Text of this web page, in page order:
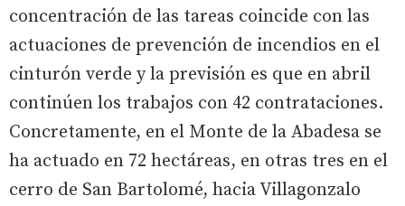
concentración de las tareas coincide con las
actuaciones de prevención de incendios en el
cinturón verde y la previsión es que en abril
continúen los trabajos con 42 contrataciones.
Concretamente, en el Monte de la Abadesa se
ha actuado en 72 hectáreas, en otras tres en el
cerro de San Bartolomé, hacia Villagonzalo